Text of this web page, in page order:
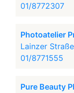
01/8772307
Photoatelier
Lainzer
01/8771555
Pure Beauty